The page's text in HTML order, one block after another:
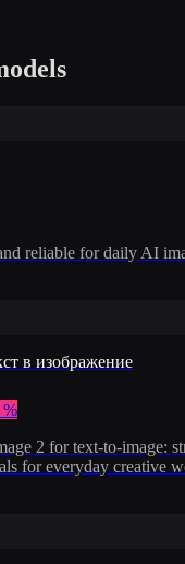
reliable for daily AI
в изображение
%
2 for text-to-image:
for everyday creative